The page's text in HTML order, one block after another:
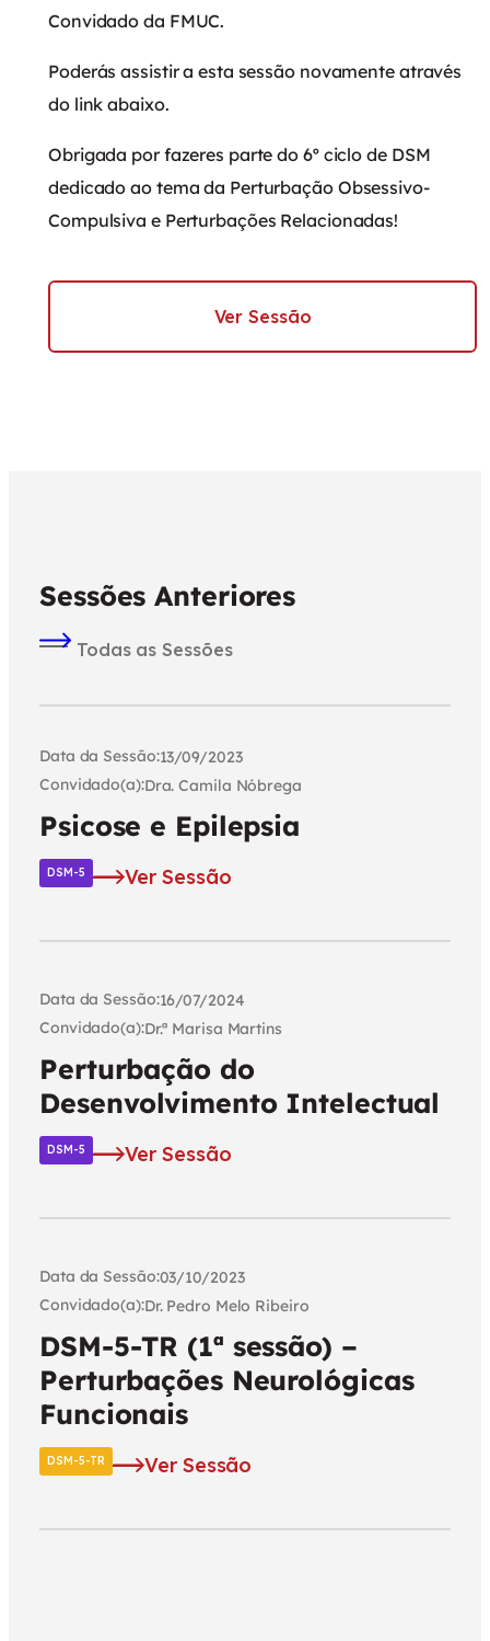
Convidado da FMUC.
Poderás assistir a esta sessão novamente através
do link abaixo.
Obrigada por fazeres parte do 6º ciclo de DSM
dedicado ao tema da Perturbação Obsessivo-
Compulsiva e Perturbações Relacionadas!
Ver Sessão
Sessões Anteriores
Todas as Sessões
Data da Sessão:13/09/2023
Convidado(a):Dra. Camila Nóbrega
Psicose e Epilepsia
DSM-5 Ver Sessão
Data da Sessão:16/07/2024
Convidado(a):Dr.ª Marisa Martins
Perturbação do
Desenvolvimento Intelectual
DSM-5 Ver Sessão
Data da Sessão:03/10/2023
Convidado(a):Dr. Pedro Melo Ribeiro
DSM-5-TR (1ª sessão) –
Perturbações Neurológicas
Funcionais
DSM-5-TR Ver Sessão